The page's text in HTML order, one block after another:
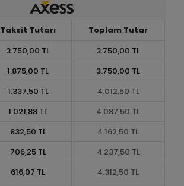
Taksit Tutarı
Toplam Tutar
3.750,00 TL
3.750,00 TL
1.875,00 TL
3.750,00 TL
1.337,50 TL
4.012,50 TL
1.021,88 TL
4.087,50 TL
832,50 TL
4.162,50 TL
706,25 TL
4.237,50 TL
616,07 TL
4.312,50 TL